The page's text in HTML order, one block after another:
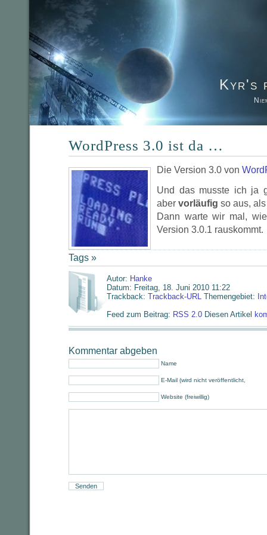
Kyr's
WordPress 3.0 ist da …
Die Version 3.0 von
Und das musste ich ja
aber vorläufig so aus,
Dann warte wir mal,
Version 3.0.1 rauskommt.
Tags »
Autor: Hanke
Datum: Freitag, 18. Juni 2010 11:22
Trackback: Trackback-URL Themengebiet:
Feed zum Beitrag: RSS 2.0 Diesen Artikel
Kommentar abgeben
Name
E-Mail (wird nicht veröffentlicht,
Website (freiwillig)